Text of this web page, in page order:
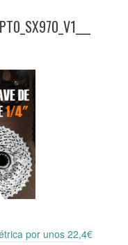
por unos 22,4€